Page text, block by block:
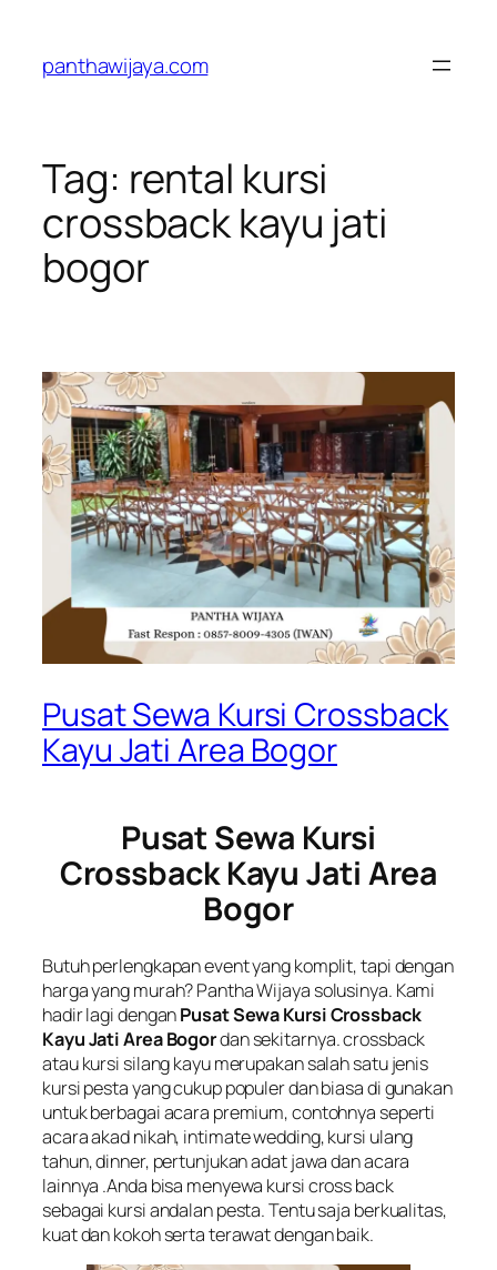
konten
panthawijaya.com
Tag: rental kursi
crossback kayu jati
bogor
Pusat Sewa Kursi Crossback
Kayu Jati Area Bogor
Pusat Sewa Kursi
Crossback Kayu Jati Area
Bogor
Butuh perlengkapan event yang komplit, tapi dengan
harga yang murah? Pantha Wijaya solusinya. Kami
hadir lagi denganPusat Sewa Kursi Crossback
Kayu Jati Area Bogordan sekitarnya. crossback
atau kursi silang kayu merupakan salah satu jenis
kursi pesta yang cukup populer dan biasa di gunakan
untuk berbagai acara premium, contohnya seperti
acara akad nikah, intimate wedding, kursi ulang
tahun, dinner, pertunjukan adat jawa dan acara
lainnya .Anda bisa menyewa kursi cross back
sebagai kursi andalan pesta. Tentu saja berkualitas,
kuat dan kokoh serta terawat dengan baik.